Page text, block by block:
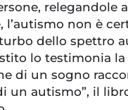
relegandole
l’autismo non è
dello spettro
lo testimonia la
di un sogno
un autismo”, il